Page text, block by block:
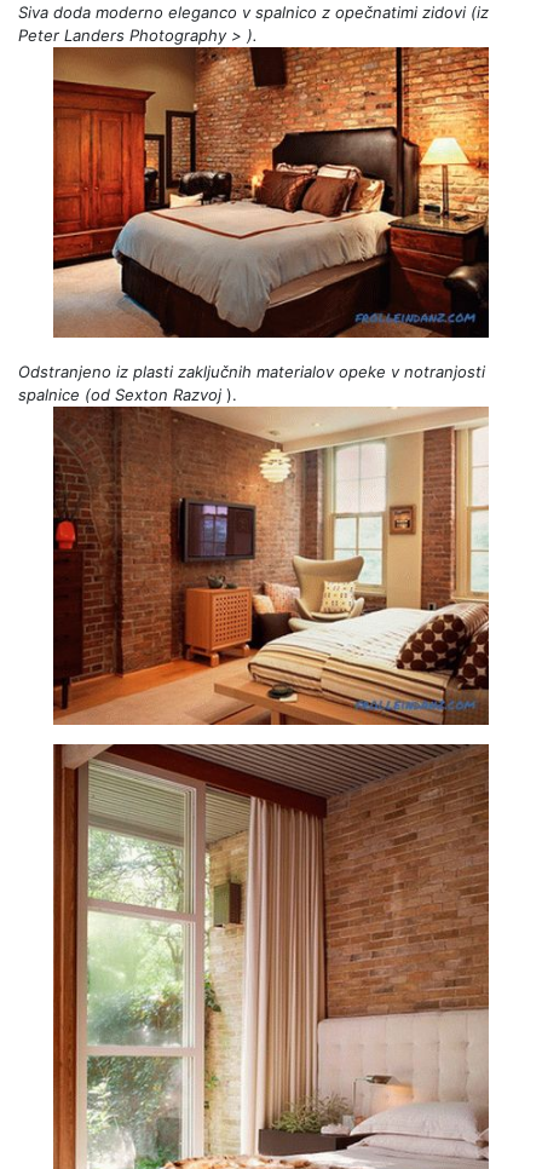
Siva doda moderno eleganco v spalnico z opečnatimi zidovi (iz
Peter Landers Photography > ).
Odstranjeno iz plasti zaključnih materialov opeke v notranjosti
spalnice (od Sexton Razvoj ).